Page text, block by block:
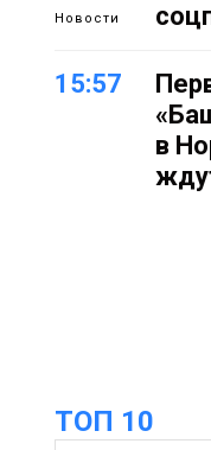
Новости
15:57
в
ТОП 10